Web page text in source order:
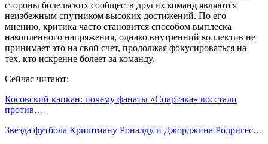
стороны болельских сообществ других команд являются
неизбежным спутником высоких достижений. По его
мнению, критика часто становится способом выплеска
накопленного напряжения, однако внутренний коллектив не
принимает это на свой счет, продолжая фокусироваться на
тех, кто искренне болеет за команду.
Сейчас читают:
Косовский капкан: почему фанаты «Спартака» восстали
против…
Звезда футбола Криштиану Роналду и Джорджина Родригес…